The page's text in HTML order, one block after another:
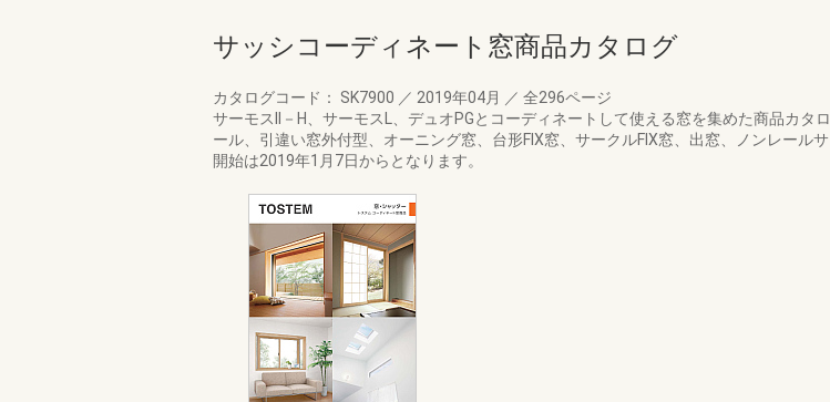
サッシコーディネート窓商品カタログ
カタログコード： SK7900 ／ 2019年04月 ／ 全296ページ
サーモスII－H、サーモスL、デュオPGとコーディネートして使える窓を集めた商品カタ
ール、引違い窓外付型、オーニング窓、台形FIX窓、サークルFIX窓、出窓、ノンレール
開始は2019年1月7日からとなります。